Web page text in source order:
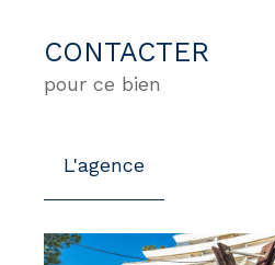
CONTACTER
pour ce bien
L'agence